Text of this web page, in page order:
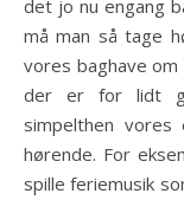
det jo nu engang
må man så tage
vores baghave
der er for lidt
simpelthen
hørende. For
spille feriemusik